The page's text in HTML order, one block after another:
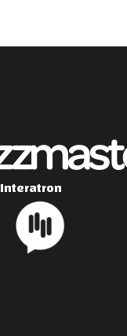
Interatron